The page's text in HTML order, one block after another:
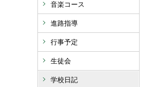
音楽コース
進路指導
行事予定
生徒会
学校日記